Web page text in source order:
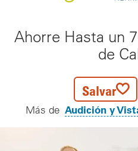
Ahorre Hasta un
de
Salvar
Más de Audición y